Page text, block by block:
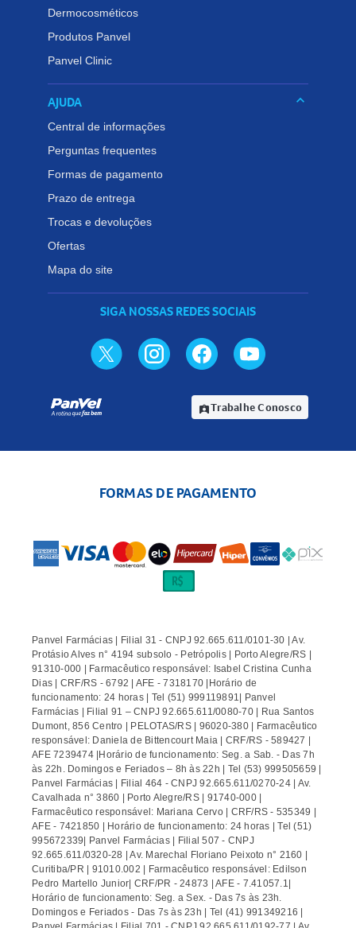
Dermocosméticos
Produtos Panvel
Panvel Clinic
AJUDA keyboard_arrow_down
Central de informações
Perguntas frequentes
Formas de pagamento
Prazo de entrega
Trocas e devoluções
Ofertas
Mapa do site
SIGA NOSSAS REDES SOCIAIS
assignment_indTrabalhe Conosco
FORMAS DE PAGAMENTO
Panvel Farmácias | Filial 31 - CNPJ 92.665.611/0101-30 | Av.
Protásio Alves n° 4194 subsolo - Petrópolis | Porto Alegre/RS |
91310-000 | Farmacêutico responsável: Isabel Cristina Cunha
Dias | CRF/RS - 6792 | AFE - 7318170 |Horário de
funcionamento: 24 horas | Tel (51) 999119891| Panvel
Farmácias | Filial 91 – CNPJ 92.665.611/0080-70 | Rua Santos
Dumont, 856 Centro | PELOTAS/RS | 96020-380 | Farmacêutico
responsável: Daniela de Bittencourt Maia | CRF/RS - 589427 |
AFE 7239474 |Horário de funcionamento: Seg. a Sab. - Das 7h
às 22h. Domingos e Feriados – 8h às 22h | Tel (53) 999505659 |
Panvel Farmácias | Filial 464 - CNPJ 92.665.611/0270-24 | Av.
Cavalhada n° 3860 | Porto Alegre/RS | 91740-000 |
Farmacêutico responsável: Mariana Cervo | CRF/RS - 535349 |
AFE - 7421850 | Horário de funcionamento: 24 horas | Tel (51)
995672339| Panvel Farmácias | Filial 507 - CNPJ
92.665.611/0320-28 | Av. Marechal Floriano Peixoto n° 2160 |
Curitiba/PR | 91010.002 | Farmacêutico responsável: Edilson
Pedro Martello Junior| CRF/PR - 24873 | AFE - 7.41057.1|
Horário de funcionamento: Seg. a Sex. - Das 7s às 23h.
Domingos e Feriados - Das 7s às 23h | Tel (41) 991349216 |